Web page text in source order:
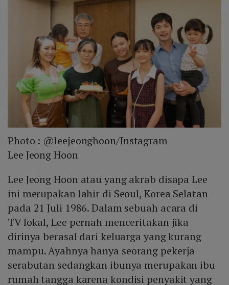
Photo : @leejeonghoon/Instagram
Lee Jeong Hoon
Lee Jeong Hoon atau yang akrab disapa Lee
ini merupakan lahir di Seoul, Korea Selatan
pada 21 Juli 1986. Dalam sebuah acara di
TV lokal, Lee pernah menceritakan jika
dirinya berasal dari keluarga yang kurang
mampu. Ayahnya hanya seorang pekerja
serabutan sedangkan ibunya merupakan ibu
rumah tangga karena kondisi penyakit yang